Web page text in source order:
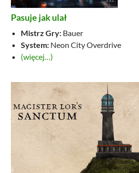
Pasuje jak ulał
Mistrz Gry: Bauer
System: Neon City Overdrive
(więcej…)